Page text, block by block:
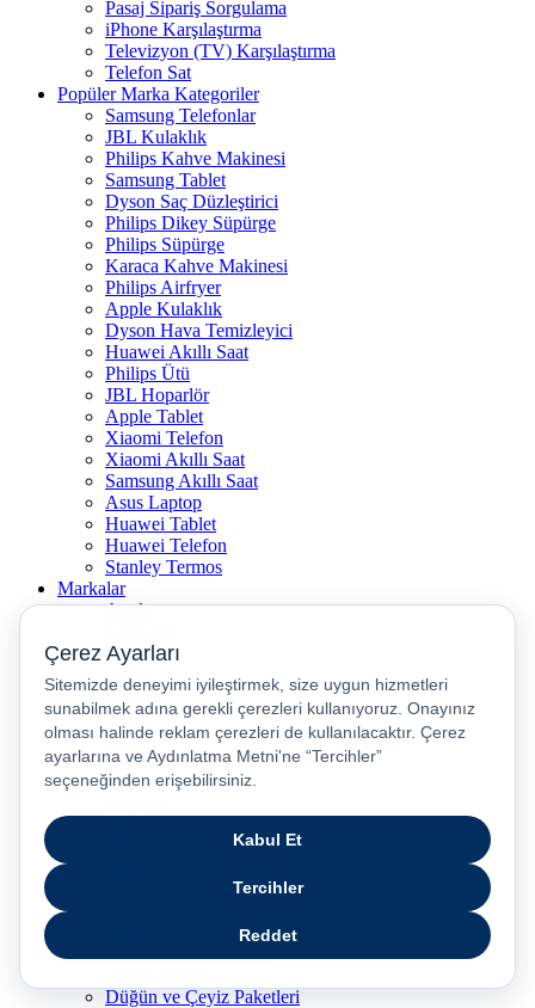
Pasaj Sipariş Sorgulama
iPhone Karşılaştırma
Televizyon (TV) Karşılaştırma
Telefon Sat
Popüler Marka Kategoriler
Samsung Telefonlar
JBL Kulaklık
Philips Kahve Makinesi
Samsung Tablet
Dyson Saç Düzleştirici
Philips Dikey Süpürge
Philips Süpürge
Karaca Kahve Makinesi
Philips Airfryer
Apple Kulaklık
Dyson Hava Temizleyici
Huawei Akıllı Saat
Philips Ütü
JBL Hoparlör
Apple Tablet
Xiaomi Telefon
Xiaomi Akıllı Saat
Samsung Akıllı Saat
Asus Laptop
Huawei Tablet
Huawei Telefon
Stanley Termos
Markalar
Apple
Dyson
Anker
Arzum
Braun
Casper
Huawei
JBL
Özel Günler & Kampanyalar
Düğün ve Çeyiz Paketleri